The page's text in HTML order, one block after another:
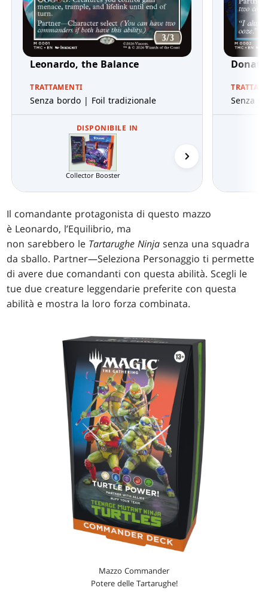
Leonardo, the Balance
TRATTAMENTI
Senza bordo | Foil tradizionale
DISPONIBILE IN
Collector Booster
Senza
Il comandante protagonista di questo mazzo
è Leonardo, l’Equilibrio, ma
non sarebbero le Tartarughe Ninja senza una squadra
da sballo. Partner—Seleziona Personaggio ti permette
di avere due comandanti con questa abilità. Scegli le
tue due creature leggendarie preferite con questa
abilità e mostra la loro forza combinata.
Mazzo Commander
Potere delle Tartarughe!